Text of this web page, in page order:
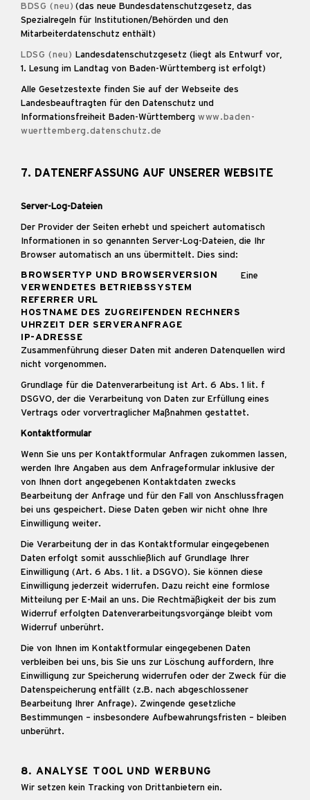
BDSG (neu) (das neue Bundesdatenschutzgesetz, das
Spezialregeln für Institutionen/Behörden und den
Mitarbeiterdatenschutz enthält)
LDSG (neu) Landesdatenschutzgesetz (liegt als Entwurf vor,
1. Lesung im Landtag von Baden-Württemberg ist erfolgt)
Alle Gesetzestexte finden Sie auf der Webseite des
Landesbeauftragten für den Datenschutz und
Informationsfreiheit Baden-Württemberg www.baden-
wuerttemberg.datenschutz.de
7. DATENERFASSUNG AUF UNSERER WEBSITE
Server-Log-Dateien
Der Provider der Seiten erhebt und speichert automatisch
Informationen in so genannten Server-Log-Dateien, die Ihr
Browser automatisch an uns übermittelt. Dies sind:
BROWSERTYP UND BROWSERVERSION
VERWENDETES BETRIEBSSYSTEM
REFERRER URL
HOSTNAME DES ZUGREIFENDEN RECHNERS
UHRZEIT DER SERVERANFRAGE
IP-ADRESSE
Eine
Zusammenführung dieser Daten mit anderen Datenquellen wird
nicht vorgenommen.
Grundlage für die Datenverarbeitung ist Art. 6 Abs. 1 lit. f
DSGVO, der die Verarbeitung von Daten zur Erfüllung eines
Vertrags oder vorvertraglicher Maßnahmen gestattet.
Kontaktformular
Wenn Sie uns per Kontaktformular Anfragen zukommen lassen,
werden Ihre Angaben aus dem Anfrageformular inklusive der
von Ihnen dort angegebenen Kontaktdaten zwecks
Bearbeitung der Anfrage und für den Fall von Anschlussfragen
bei uns gespeichert. Diese Daten geben wir nicht ohne Ihre
Einwilligung weiter.
Die Verarbeitung der in das Kontaktformular eingegebenen
Daten erfolgt somit ausschließlich auf Grundlage Ihrer
Einwilligung (Art. 6 Abs. 1 lit. a DSGVO). Sie können diese
Einwilligung jederzeit widerrufen. Dazu reicht eine formlose
Mitteilung per E-Mail an uns. Die Rechtmäßigkeit der bis zum
Widerruf erfolgten Datenverarbeitungsvorgänge bleibt vom
Widerruf unberührt.
Die von Ihnen im Kontaktformular eingegebenen Daten
verbleiben bei uns, bis Sie uns zur Löschung auffordern, Ihre
Einwilligung zur Speicherung widerrufen oder der Zweck für die
Datenspeicherung entfällt (z.B. nach abgeschlossener
Bearbeitung Ihrer Anfrage). Zwingende gesetzliche
Bestimmungen – insbesondere Aufbewahrungsfristen – bleiben
unberührt.
8. ANALYSE TOOL UND WERBUNG
Wir setzen kein Tracking von Drittanbietern ein.